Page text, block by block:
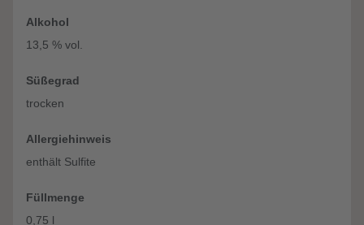
Alkohol
13,5 % vol.
Süßegrad
trocken
Allergiehinweis
enthält Sulfite
Füllmenge
0,75 l